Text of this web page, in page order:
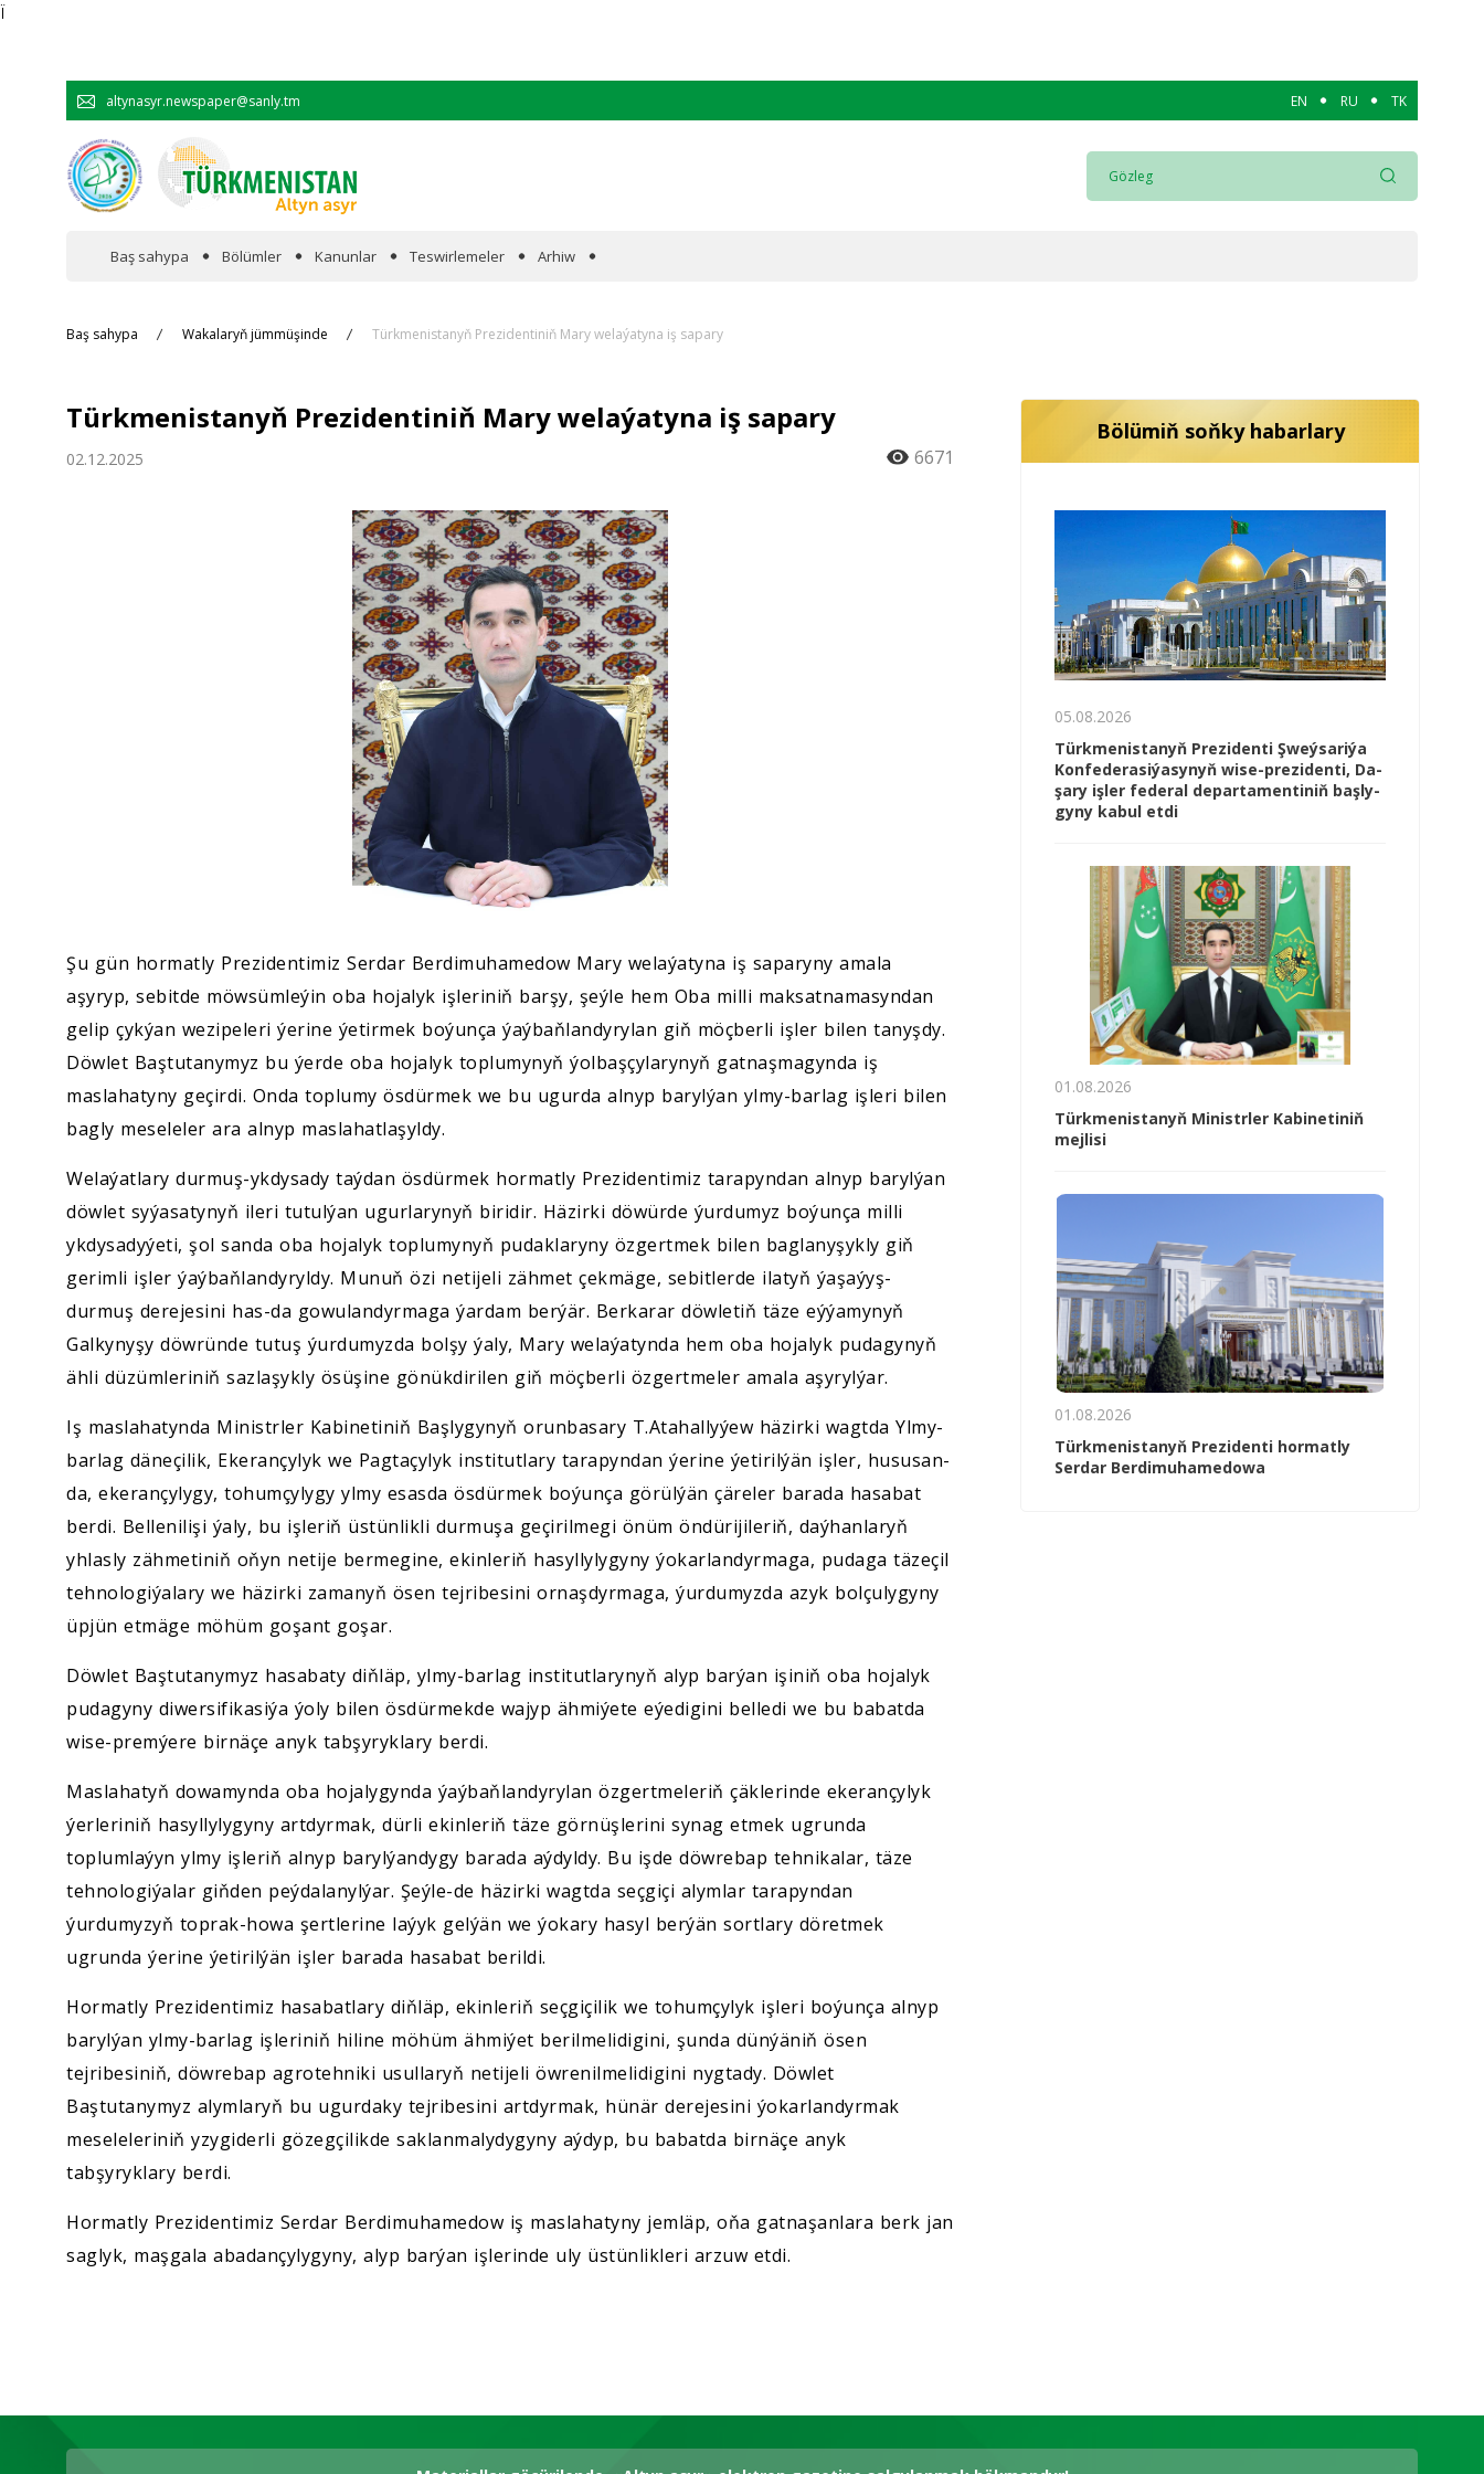
Ï
altynasyr.newspaper@sanly.tm EN RU TK
Baş sahypa Bölümler
Hyzmatdaşlyk
Kanunlar Teswirlemeler Arhiw
Baş sahypa Wakalaryň jümmüşinde Türkmenistanyň Prezidentiniň Mary welaýatyna iş sapary
Türkmenistanyň Prezidentiniň Mary welaýatyna iş sapary
02.12.2025 6671
Şu gün hormatly Prezidentimiz Serdar Berdimuhamedow Mary welaýatyna iş saparyny amala
aşyryp, sebitde möwsümleýin oba hojalyk işleriniň barşy, şeýle hem Oba milli maksatnamasyndan
gelip çykýan wezipeleri ýerine ýetirmek boýunça ýaýbaňlandyrylan giň möçberli işler bilen tanyşdy.
Döwlet Baştutanymyz bu ýerde oba hojalyk toplumynyň ýolbaşçylarynyň gatnaşmagynda iş
maslahatyny geçirdi. Onda toplumy ösdürmek we bu ugurda alnyp barylýan ylmy-barlag işleri bilen
bagly meseleler ara alnyp maslahatlaşyldy.
Welaýatlary durmuş-ykdysady taýdan ösdürmek hormatly Prezidentimiz tarapyndan alnyp barylýan
döwlet syýasatynyň ileri tutulýan ugurlarynyň biridir. Häzirki döwürde ýurdumyz boýunça milli
ykdysadyýeti, şol sanda oba hojalyk toplumynyň pudaklaryny özgertmek bilen baglanyşykly giň
gerimli işler ýaýbaňlandyryldy. Munuň özi netijeli zähmet çekmäge, sebitlerde ilatyň ýaşaýyş-
durmuş derejesini has-da gowulandyrmaga ýardam berýär. Berkarar döwletiň täze eýýamynyň
Galkynyşy döwründe tutuş ýurdumyzda bolşy ýaly, Mary welaýatynda hem oba hojalyk pudagynyň
ähli düzümleriniň sazlaşykly ösüşine gönükdirilen giň möçberli özgertmeler amala aşyrylýar.
Iş maslahatynda Ministrler Kabinetiniň Başlygynyň orunbasary T.Atahallyýew häzirki wagtda Ylmy-
barlag däneçilik, Ekerançylyk we Pagtaçylyk institutlary tarapyndan ýerine ýetirilýän işler, hususan-
da, ekerançylygy, tohumçylygy ylmy esasda ösdürmek boýunça görülýän çäreler barada hasabat
berdi. Bellenilişi ýaly, bu işleriň üstünlikli durmuşa geçirilmegi önüm öndürijileriň, daýhanlaryň
yhlasly zähmetiniň oňyn netije bermegine, ekinleriň hasyllylygyny ýokarlandyrmaga, pudaga täzeçil
tehnologiýalary we häzirki zamanyň ösen tejribesini ornaşdyrmaga, ýurdumyzda azyk bolçulygyny
üpjün etmäge möhüm goşant goşar.
Döwlet Baştutanymyz hasabaty diňläp, ylmy-barlag institutlarynyň alyp barýan işiniň oba hojalyk
pudagyny diwersifikasiýa ýoly bilen ösdürmekde wajyp ähmiýete eýedigini belledi we bu babatda
wise-premýere birnäçe anyk tabşyryklary berdi.
Maslahatyň dowamynda oba hojalygynda ýaýbaňlandyrylan özgertmeleriň çäklerinde ekerançylyk
ýerleriniň hasyllylygyny artdyrmak, dürli ekinleriň täze görnüşlerini synag etmek ugrunda
toplumlaýyn ylmy işleriň alnyp barylýandygy barada aýdyldy. Bu işde döwrebap tehnikalar, täze
tehnologiýalar giňden peýdalanylýar. Şeýle-de häzirki wagtda seçgiçi alymlar tarapyndan
ýurdumyzyň toprak-howa şertlerine laýyk gelýän we ýokary hasyl berýän sortlary döretmek
ugrunda ýerine ýetirilýän işler barada hasabat berildi.
Hormatly Prezidentimiz hasabatlary diňläp, ekinleriň seçgiçilik we tohumçylyk işleri boýunça alnyp
barylýan ylmy-barlag işleriniň hiline möhüm ähmiýet berilmelidigini, şunda dünýäniň ösen
tejribesiniň, döwrebap agrotehniki usullaryň netijeli öwrenilmelidigini nygtady. Döwlet
Baştutanymyz alymlaryň bu ugurdaky tejribesini artdyrmak, hünär derejesini ýokarlandyrmak
meseleleriniň yzygiderli gözegçilikde saklanmalydygyny aýdyp, bu babatda birnäçe anyk
tabşyryklary berdi.
Hormatly Prezidentimiz Serdar Berdimuhamedow iş maslahatyny jemläp, oňa gatnaşanlara berk jan
saglyk, maşgala abadançylygyny, alyp barýan işlerinde uly üstünlikleri arzuw etdi.
Bölümiň soňky habarlary
05.08.2026
Türk­me­nis­ta­nyň Prezidenti Şweý­sa­ri­ýa
Kon­fe­de­ra­si­ýa­sy­nyň wi­se-prezidenti, Da­
şa­ry iş­ler fe­de­ral de­par­ta­men­ti­niň baş­ly­
gy­ny ka­bul et­di
01.08.2026
Türkmenistanyň Ministrler Kabinetiniň
mejlisi
01.08.2026
Türkmenistanyň Prezidenti hormatly
Serdar Berdimuhamedowa